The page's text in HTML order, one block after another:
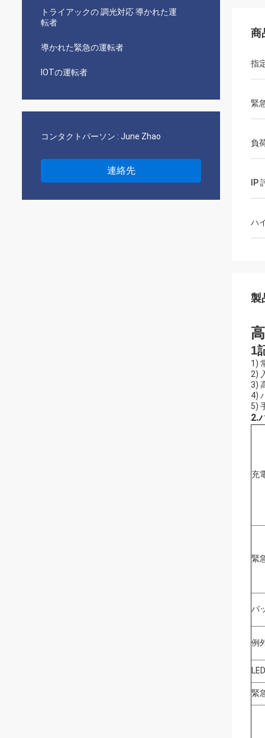
トライアックの 調光対応 導かれた運
転者
導かれた緊急の運転者
IOTの運転者
コンタクトパーソン : June Zhao
連絡先
商
指
緊
負
IP
ハ
製
1
1)
2)
3)
4)
5)
2.
充
緊
バ
例
緊